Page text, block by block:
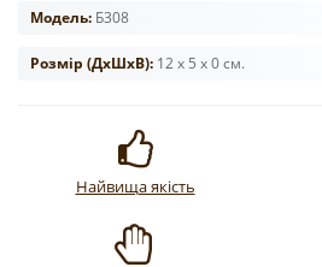
Модель: Б308
Розмір (ДxШxВ): 12 x 5 x 0 см.
Найвища якість